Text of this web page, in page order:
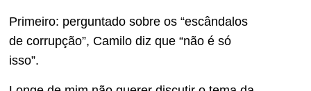
Primeiro: perguntado sobre os “escândalos
de corrupção”, Camilo diz que “não é só
isso”.